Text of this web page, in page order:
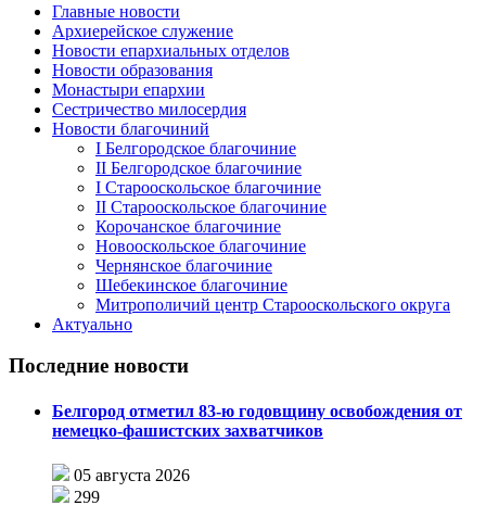
Главные новости
Архиерейское служение
Новости епархиальных отделов
Новости образования
Монастыри епархии
Сестричество милосердия
Новости благочиний
I Белгородское благочиние
II Белгородское благочиние
I Старооскольское благочиние
II Старооскольское благочиние
Корочанское благочиние
Новооскольское благочиние
Чернянское благочиние
Шебекинское благочиние
Митрополичий центр Старооскольского округа
Актуально
Последние новости
Белгород отметил 83-ю годовщину освобождения от
немецко-фашистских захватчиков
05 августа 2026
299